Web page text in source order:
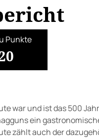
Punkte
war und ist das 500
ein
zählt auch der